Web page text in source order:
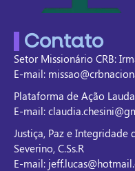
Contato
Setor Missionário CRB:
E-mail:
Plataforma de Ação
E-mail:
Justiça, Paz e Integridade
Severino, C.Ss.R
E-mail: